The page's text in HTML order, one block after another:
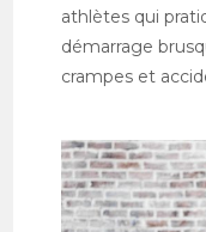
athlètes qui
démarrage
crampes et